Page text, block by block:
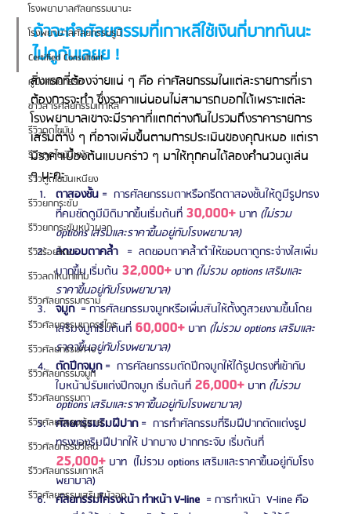
โรงพยาบาลศัลยกรรมนานะ
โรงพยาบาลศัลยกรรมรูบี
Certified Consultant
คู่มือศัลยกรรม
ข่าวสารศัลยกรรมเกาหลี
รีวิวดูดไขมัน
รีวิวดูดไขมันหน้า
รีวิวดูดไขมันเหนียง
รีวิวยกกระชับ
รีวิวยกกระชับหน้าผาก
รีวิวร้อยไหม
รีวิวลดโหนกแก้ม
รีวิวศัลยกรรมกราม
รีวิวศัลยกรรมขากรรไกร
รีวิวศัลยกรรมคาง
รีวิวศัลยกรรมจมูก
รีวิวศัลยกรรมตา
รีวิวศัลยกรรมผู้ชาย
รีวิวศัลยกรรมวีไลน์
รีวิวศัลยกรรมเกาหลี
รีวิวศัลยกรรมเสริมหน้าอก
ถ้าจะทำศัลยกรรมที่เกาหลีใช้เงินกี่บาทกันนะ
ไปดูกันเลยย !
สิ่งแรกที่ต้องจ่ายแน่ ๆ คือ ค่าศัลยกรรมในแต่ละรายการที่เรา
ต้องการจะทำ ซึ่งราคาแน่นอนไม่สามารถบอกได้เพราะแต่ละ
โรงพยาบาลเขาจะมีราคาที่แตกต่างกันไปรวมถึงราคารายการ
เสริมต่าง ๆ ที่อาจเพิ่มขึ้นตามการประเมินของคุณหมอ แต่เรา
มีราคาเบื้องต้นแบบคร่าว ๆ มาให้ทุกคนได้ลองคำนวนดูเล่น
ๆ นะคะ
ตาสองชั้น =  การศัลยกรรมตาหรือกรีดตาสองชั้นให้ดูมีรูปทรง
ที่คมชัดดูมีมิติมากขึ้นเริ่มต้นที่ 30,000+ บาท (ไม่รวม
options เสริมและราคาขึ้นอยู่กับโรงพยาบาล)
ลดขอบตาคล้ำ
   =  ลดขอบตาคล้ำดำให้ขอบตาดูกระจ่างใสเพิ่ม
มากขึ้น เริ่มต้น 32,000+ บาท (ไม่รวม options เสริมและ
ราคาขึ้นอยู่กับโรงพยาบาล)
จมูก = การศัลยกรรมจมูกหรือเพิ่มสันให้ดั้งดูสวยงามขึ้นโดย
เสริมจมูกเริ่มต้นที่ 60,000+ บาท (ไม่รวม options เสริมและ
ราคาขึ้นอยู่กับโรงพยาบาล)
ตัดปีกจมูก =  การศัลยกรรมตัดปีกจมูกให้ได้รูปตรงที่เข้ากับ
ใบหน้าปรับแต่งปีกจมูก เริ่มต้นที่ 26,000+ บาท (ไม่รวม
options เสริมและราคาขึ้นอยู่กับโรงพยาบาล)
ศัลยกรรมริมฝีปาก =  การทำศัลกรรมที่ริมฝีปากตัดแต่งรูป
ทรงของริมฝีปากให้ ปากบาง ปากกระจับ เริ่มต้นที่
25,000+ บาท  (ไม่รวม options เสริมและราคาขึ้นอยู่กับโรง
พยาบาล)
ศัลยกรรมโครงหน้า ทำหน้า V-line
  = การทำหน้า  V-line คือ